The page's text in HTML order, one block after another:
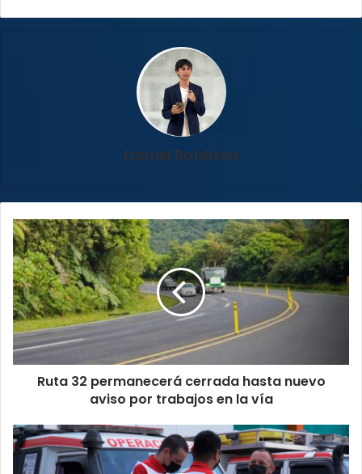
Daniel Baldizon
Ruta
32
permanecerá
cerrada
hasta
nuevo
aviso
por
trabajos
Ruta 32 permanecerá cerrada hasta nuevo
aviso por trabajos en la vía
Cruz
Roja
reportó